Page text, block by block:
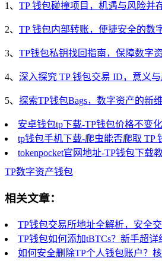
1、 TP 钱包碰撞项目，机遇与风险并
2、 TP 钱包内部转账，便捷安全的数
3、 TP钱包私钥找回指南，保障数字
4、 深入探究 TP 钱包交易 ID，意义与
5、 探索TP钱包Bags，数字资产的新
安卓钱包tp下载-TP钱包价格不变
tp钱包手机下载-爬虫能否爬取 TP
tokenpocket官网地址-TP钱包下载
TP数字资产钱包
相关文章：
TP钱包交易所地址全解析，安全
TP钱包如何添加tBTCs？新手超详
如何安全删除TP个人钱包账户？